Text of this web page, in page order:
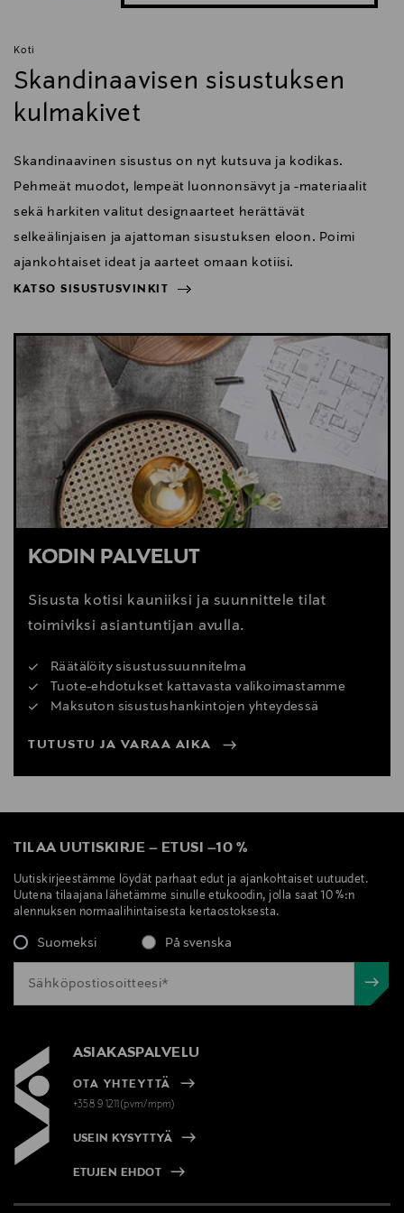
Koti
Skandinaavisen sisustuksen
kulmakivet
Skandinaavinen sisustus on nyt kutsuva ja kodikas.
Pehmeät muodot, lempeät luonnonsävyt ja -materiaalit
sekä harkiten valitut designaarteet herättävät
selkeälinjaisen ja ajattoman sisustuksen eloon. Poimi
ajankohtaiset ideat ja aarteet omaan kotiisi.
KATSO SISUSTUSVINKIT
KATSO SISUSTUSVINKIT
KODIN PALVELUT
Sisusta kotisi kauniiksi ja suunnittele tilat
toimiviksi asiantuntijan avulla.
Räätälöity sisustussuunnitelma
Tuote-ehdotukset kattavasta valikoimastamme
Maksuton sisustushankintojen yhteydessä
TUTUSTU JA VARAA AIKA
TILAA UUTISKIRJE – ETUSI –10 %
Uutiskirjeestämme löydät parhaat edut ja ajankohtaiset uutuudet.
Uutena tilaajana lähetämme sinulle etukoodin, jolla saat 10 %:n
alennuksen normaalihintaisesta kertaostoksesta.
Suomeksi På svenska
ASIAKASPALVELU
OTA YHTEYTTÄ
+358 9 1211(pvm/mpm)
USEIN KYSYTTYÄ
ETUJEN EHDOT